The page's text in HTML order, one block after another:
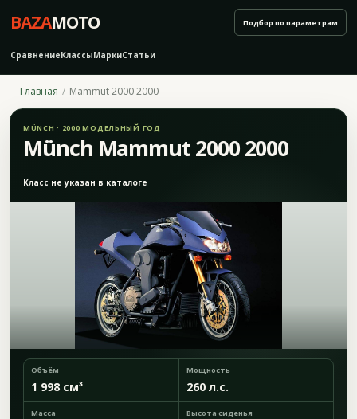
BAZAMOTO
СравнениеКлассыМаркиСтатьи
Подбор по параметрам
Главная Mammut 2000 2000
MÜNCH · 2000 МОДЕЛЬНЫЙ ГОД
Münch Mammut 2000 2000
Класс не указан в каталоге
Объём
1 998 см³
Мощность
260 л.с.
Масса Высота сиденья